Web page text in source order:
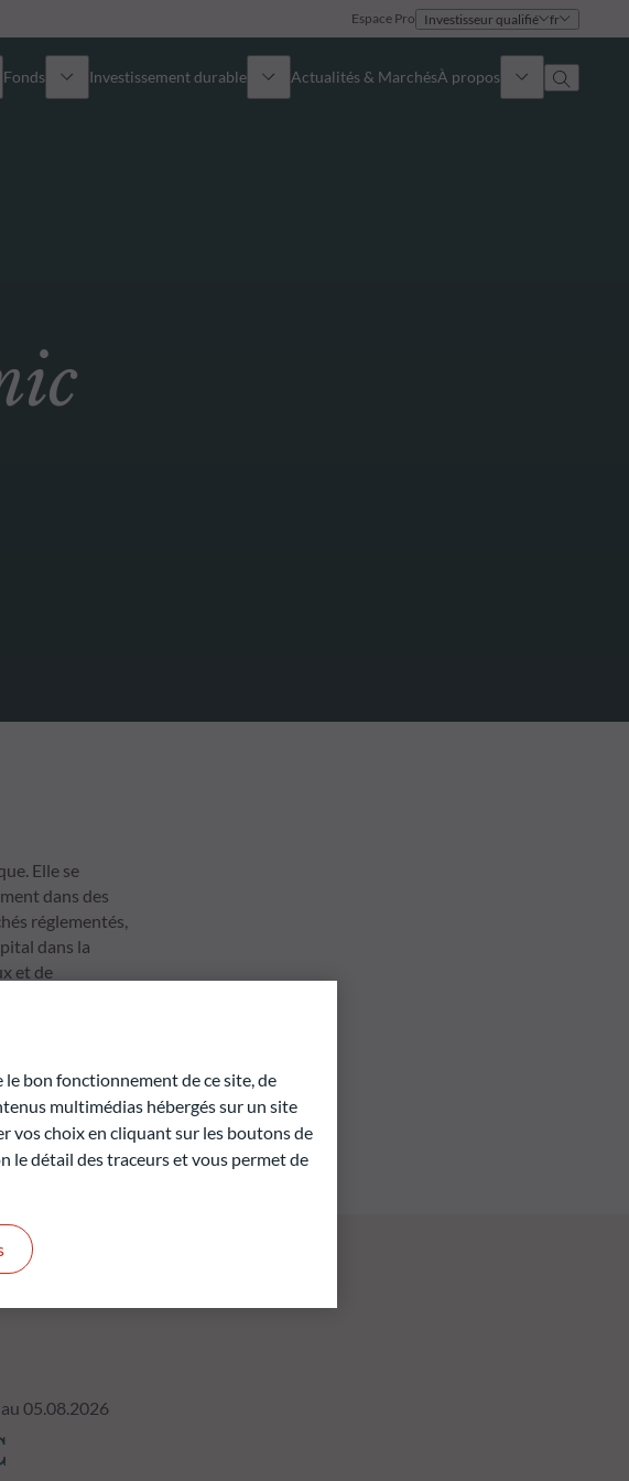
Espace Pro Investisseur qualifié fr
Fonds Investissement durable Actualités & MarchésÀ propos
Elle se
dans des
réglementés,
dans la
et de
dans
05.08.2026
bon fonctionnement de ce site, de
multimédias hébergés sur un site
vos choix en cliquant sur les boutons de
le détail des traceurs et vous permet de